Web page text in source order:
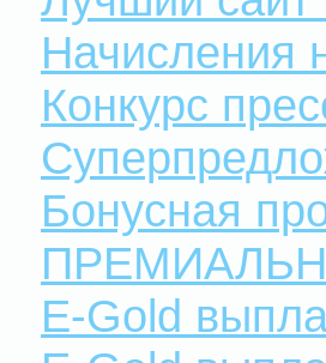
Начисления
Конкурс
Бонусная
E-Gold